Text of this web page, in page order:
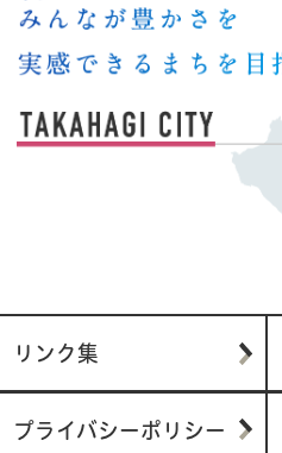
リンク集
プライバシーポリシー